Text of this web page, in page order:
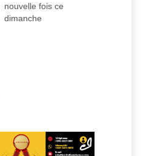
nouvelle fois ce
dimanche